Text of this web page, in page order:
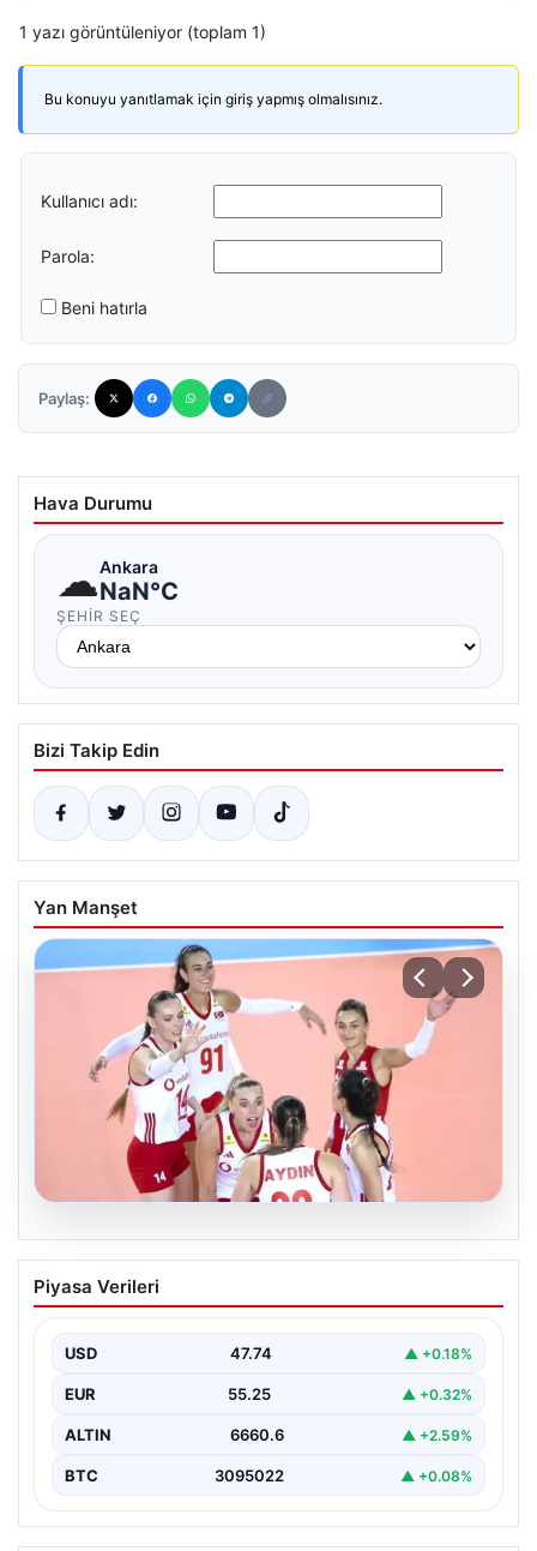
1 yazı görüntüleniyor (toplam 1)
Bu konuyu yanıtlamak için giriş yapmış olmalısınız.
Kullanıcı adı:
Parola:
Beni hatırla
Paylaş:
Hava Durumu
☁Ankara
NaN°C
ŞEHIR SEÇ
Bizi Takip Edin
Yan Manşet
07.08.2026
Filenin Sultanları, Fransa’yı Yenilmez
Serisini Sürdürüyor
öncesinde yaptığı hazırlık maçlarında gösterdiği üstün
performansla…
Piyasa Verileri
USD 47.74 ▲ +0.18%
EUR 55.25 ▲ +0.32%
ALTIN 6660.6 ▲ +2.59%
BTC 3095022 ▲ +0.08%